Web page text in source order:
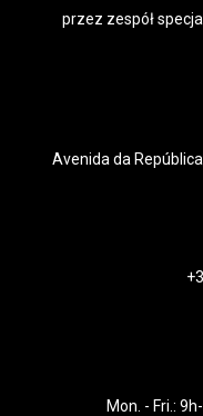
przez zespół
Avenida da
Mon. - Fri.: